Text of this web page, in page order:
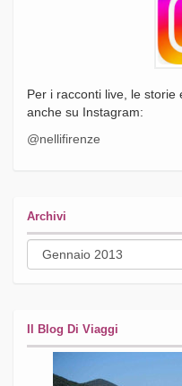
Per i racconti live, le
anche su Instagram:
@nellifirenze
Archivi
Archivi
Il Blog Di Viaggi